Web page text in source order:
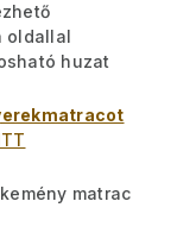
oldallal
huzat
matrac